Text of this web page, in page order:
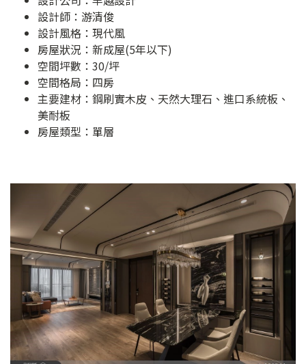
設計師：游清俊
設計風格：現代風
房屋狀況：新成屋(5年以下)
空間坪數：30/坪
空間格局：四房
主要建材：鋼刷實木皮、天然大理石、進口系統板、
美耐板
房屋類型：單層